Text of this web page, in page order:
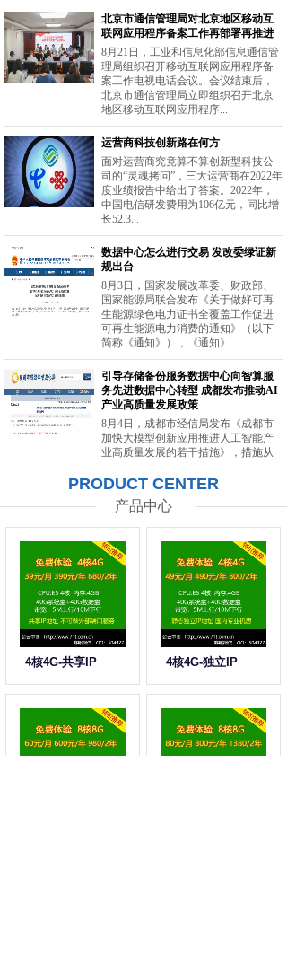
北京市通信管理局对北京地区移动互
联网应用程序备案工作再部署再推进
8月21日，工业和信息化部信息通信管
理局组织召开移动互联网应用程序备
案工作电视电话会议。会议结束后，
北京市通信管理局立即组织召开北京
地区移动互联网应用程序...
运营商科技创新路在何方
面对运营商究竟算不算创新型科技公
司的“灵魂拷问”，三大运营商在2022年
度业绩报告中给出了答案。2022年，
中国电信研发费用为106亿元，同比增
长52.3...
数据中心怎么进行交易 发改委绿证新
规出台
8月3日，国家发展改革委、财政部、
国家能源局联合发布《关于做好可再
生能源绿色电力证书全覆盖工作促进
可再生能源电力消费的通知》（以下
简称《通知》），《通知》...
引导存储备份服务数据中心向智算服
务先进数据中心转型 成都发布推动AI
产业高质量发展政策
8月4日，成都市经信局发布《成都市
加快大模型创新应用推进人工智能产
业高质量发展的若干措施》，措施从
力等方面提出20条举措。...
PRODUCT CENTER
产品中心
4核4G-共享IP 4核4G-独立IP